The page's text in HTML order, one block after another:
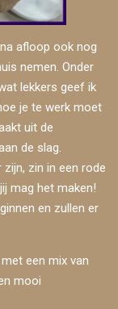
afloop ook nog
nemen. Onder
lekkers geef ik
je te werk moet
uit de
de slag.
zijn, zin in een rode
mag het maken!
en zullen er
een mix van
mooi